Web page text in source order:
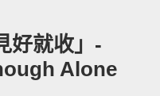
好就收」-
Alone